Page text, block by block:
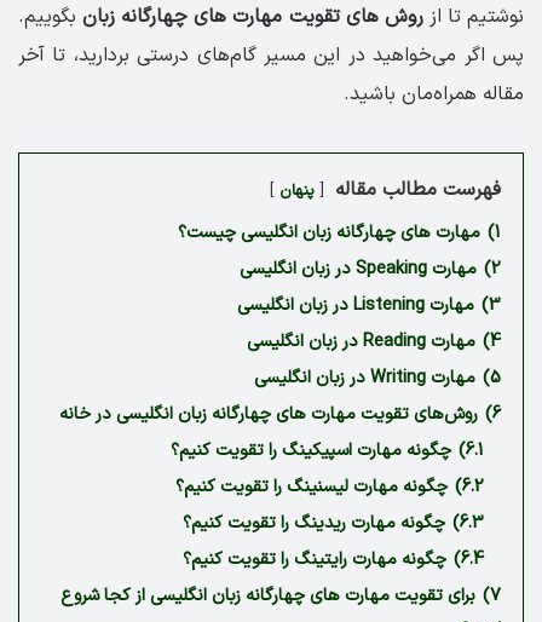
نوشتیم تا ازروش های تقویت مهارت های چهارگانه زبانبگوییم.
پس اگر می‌خواهید در این مسیر گام‌های درستی بردارید، تا آخر
مقاله همراه‌مان باشید.
فهرست مطالب مقاله پنهان
1) مهارت های چهارگانه زبان انگلیسی چیست؟
2) مهارت Speaking در زبان انگلیسی
3) مهارت Listening در زبان انگلیسی
4) مهارت Reading در زبان انگلیسی
5) مهارت Writing در زبان انگلیسی
6) روش‌های تقویت مهارت های چهارگانه زبان انگلیسی در خانه
6.1) چگونه مهارت اسپیکینگ را تقویت کنیم؟
6.2) چگونه مهارت لیسنینگ را تقویت کنیم؟
6.3) چگونه مهارت ریدینگ را تقویت کنیم؟
6.4) چگونه مهارت رایتینگ را تقویت کنیم؟
7) برای تقویت مهارت های چهارگانه زبان انگلیسی از کجا شروع